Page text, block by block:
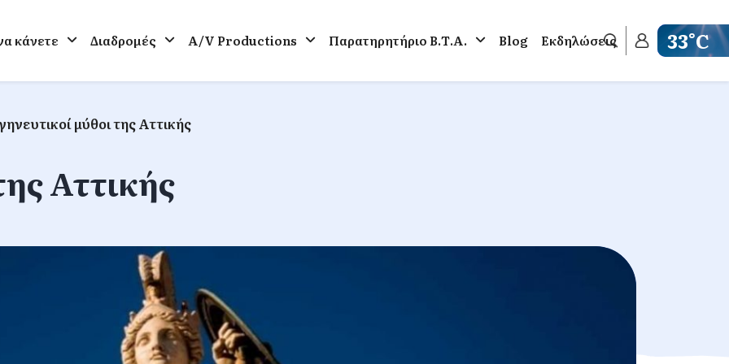
κάνετε Διαδρομές A/V Productions Παρατηρητήριο Β.Τ.Α. Blog Εκδηλώσεις 33°C
Get
μύθοι της Αττικής
Αττικής